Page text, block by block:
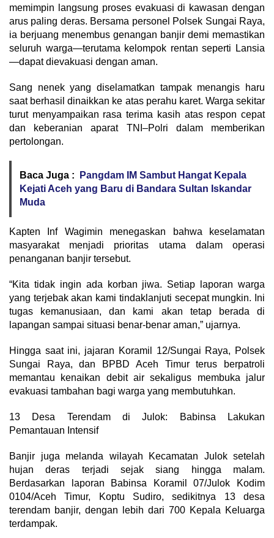
memimpin langsung proses evakuasi di kawasan dengan
arus paling deras. Bersama personel Polsek Sungai Raya,
ia berjuang menembus genangan banjir demi memastikan
seluruh warga—terutama kelompok rentan seperti Lansia
—dapat dievakuasi dengan aman.
Sang nenek yang diselamatkan tampak menangis haru
saat berhasil dinaikkan ke atas perahu karet. Warga sekitar
turut menyampaikan rasa terima kasih atas respon cepat
dan keberanian aparat TNI–Polri dalam memberikan
pertolongan.
Baca Juga :
Pangdam IM Sambut Hangat Kepala
Kejati Aceh yang Baru di Bandara Sultan Iskandar
Muda
Kapten Inf Wagimin menegaskan bahwa keselamatan
masyarakat menjadi prioritas utama dalam operasi
penanganan banjir tersebut.
“Kita tidak ingin ada korban jiwa. Setiap laporan warga
yang terjebak akan kami tindaklanjuti secepat mungkin. Ini
tugas kemanusiaan, dan kami akan tetap berada di
lapangan sampai situasi benar-benar aman,” ujarnya.
Hingga saat ini, jajaran Koramil 12/Sungai Raya, Polsek
Sungai Raya, dan BPBD Aceh Timur terus berpatroli
memantau kenaikan debit air sekaligus membuka jalur
evakuasi tambahan bagi warga yang membutuhkan.
13 Desa Terendam di Julok: Babinsa Lakukan
Pemantauan Intensif
Banjir juga melanda wilayah Kecamatan Julok setelah
hujan deras terjadi sejak siang hingga malam.
Berdasarkan laporan Babinsa Koramil 07/Julok Kodim
0104/Aceh Timur, Koptu Sudiro, sedikitnya 13 desa
terendam banjir, dengan lebih dari 700 Kepala Keluarga
terdampak.